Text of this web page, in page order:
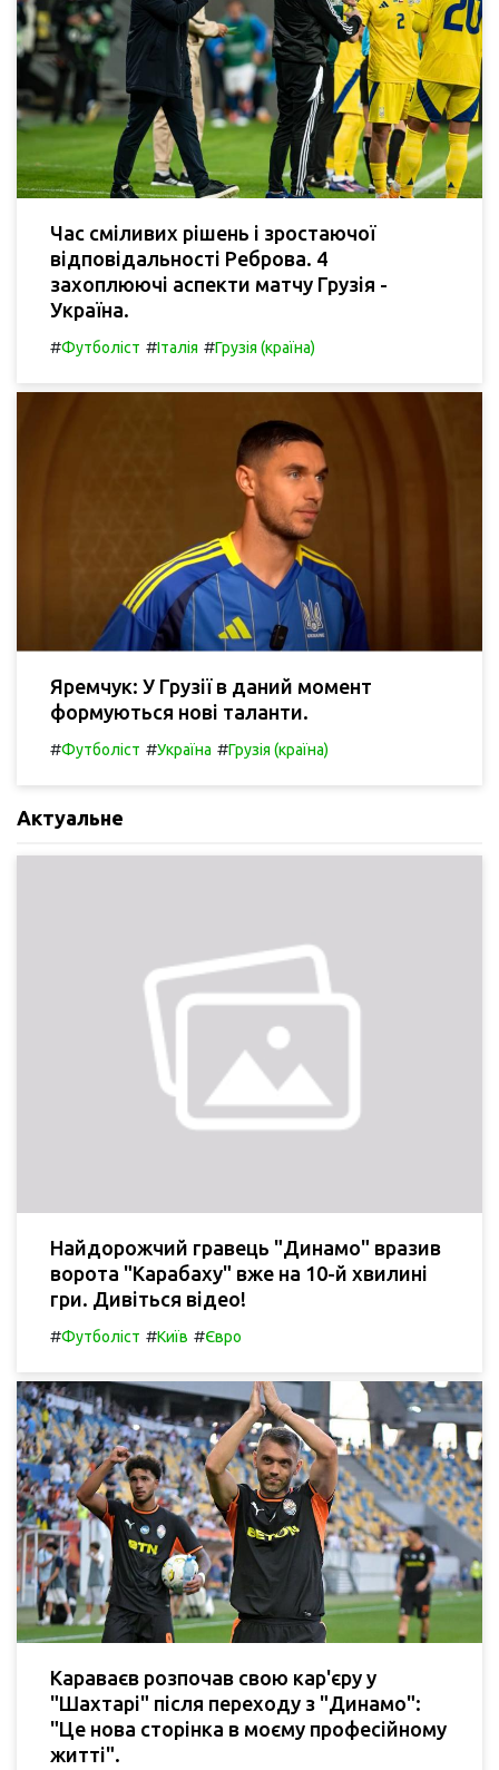
Час сміливих рішень і зростаючої
відповідальності Реброва. 4
захоплюючі аспекти матчу Грузія -
Україна.
#Футболіст #Італія #Грузія (країна)
Яремчук: У Грузії в даний момент
формуються нові таланти.
#Футболіст #Україна #Грузія (країна)
Актуальне
Найдорожчий гравець "Динамо" вразив
ворота "Карабаху" вже на 10-й хвилині
гри. Дивіться відео!
#Футболіст #Київ #Євро
Караваєв розпочав свою кар'єру у
"Шахтарі" після переходу з "Динамо":
"Це нова сторінка в моєму професійному
житті".